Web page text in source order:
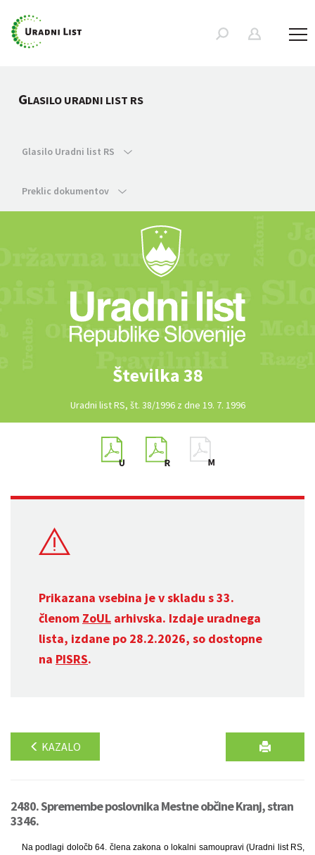
GLASILO URADNI LIST RS
Glasilo Uradni list RS
Preklic dokumentov
Številka 38
Uradni list RS, št. 38/1996 z dne 19. 7. 1996
Prikazana vsebina je v skladu s 33.
členom ZoUL arhivska. Izdaje uradnega
lista, izdane po 28.2.2026, so dostopne
na PISRS.
KAZALO
2480. Spremembe poslovnika Mestne občine Kranj, stran
3346.
Na podlagi določb 64. člena zakona o lokalni samoupravi (Uradni list RS,